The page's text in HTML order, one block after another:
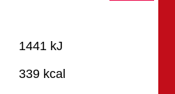
1441 kJ
339 kcal